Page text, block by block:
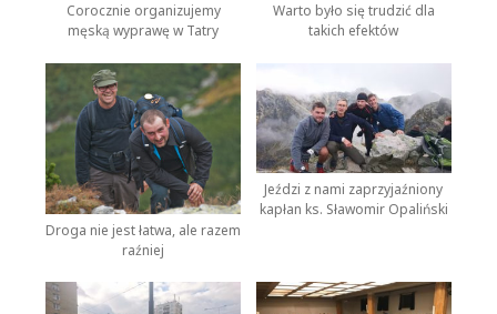
Corocznie organizujemy
męską wyprawę w Tatry
Warto było się trudzić dla
takich efektów
Droga nie jest łatwa, ale razem
raźniej
Jeździ z nami zaprzyjaźniony
kapłan ks. Sławomir Opaliński